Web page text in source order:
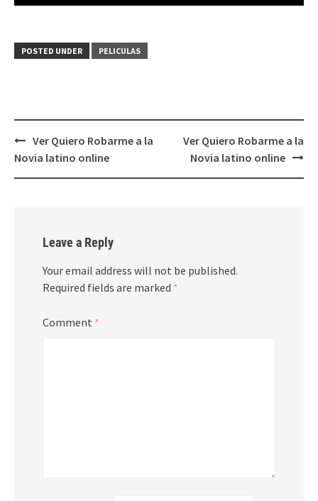
POSTED UNDER PELICULAS
Post
navigation
Ver Quiero Robarme a la
Novia latino online
Ver Quiero Robarme a la
Novia latino online
Leave a Reply
Your email address will not be published.
Required fields are marked *
Comment *